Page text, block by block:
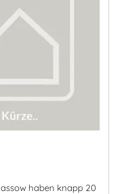
haben knapp 20